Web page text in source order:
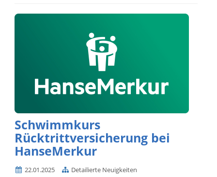
Schwimmkurs
Rücktrittversicherung bei
HanseMerkur
22.01.2025 Detailierte Neuigkeiten